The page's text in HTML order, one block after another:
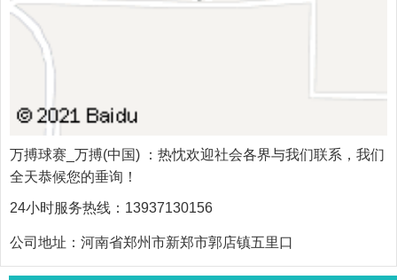
万搏球赛_万搏(中国)
：热忱欢迎社会各界与我们联系，我们
全天恭候您的垂询！
24小时服务热线： 13937130156
公司地址： 河南省郑州市新郑市郭店镇五里口